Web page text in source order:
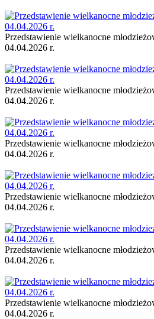
Przedstawienie wielkanocne
04.04.2026 r.
Przedstawienie wielkanocne
04.04.2026 r.
Przedstawienie wielkanocne
04.04.2026 r.
Przedstawienie wielkanocne
04.04.2026 r.
Przedstawienie wielkanocne
04.04.2026 r.
Przedstawienie wielkanocne
04.04.2026 r.